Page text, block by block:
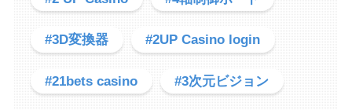
#3D変換器 #2UP Casino login
#21bets casino #3次元ビジョン